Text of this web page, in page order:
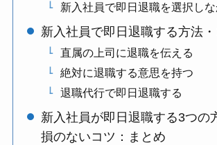
新入社員で即日退職を選択し
新入社員で即日退職する方法
直属の上司に退職を伝える
絶対に退職する意思を持つ
退職代行で即日退職する
新入社員が即日退職する3つの
損のないコツ：まとめ